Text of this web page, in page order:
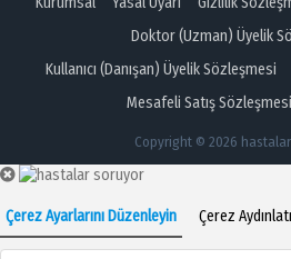
Doktor (Uzman) Üyelik
Kullanıcı (Danışan) Üyelik Sözleşmesi
Mesafeli Satış Sözleşmesi
Copyright © 2026
Çerez Ayarlarını Düzenleyin Çerez